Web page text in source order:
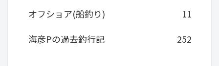
オフショア(船釣り)
11
海彦Pの過去釣行記
252